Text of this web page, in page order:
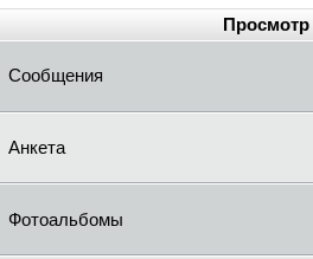
Просмотр
Сообщения
Анкета
Фотоальбомы